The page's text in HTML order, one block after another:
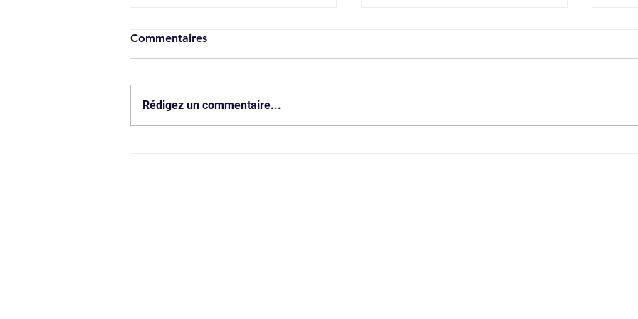
Commentaires
Rédigez un commentaire...